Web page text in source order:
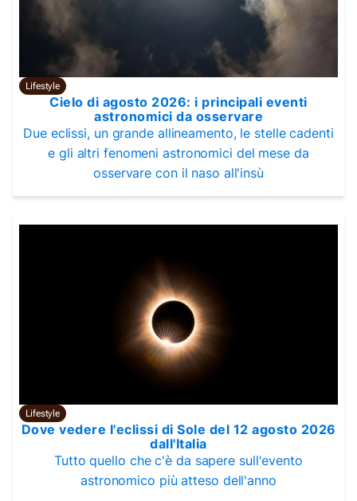
Lifestyle
Cielo di agosto 2026: i principali eventi
astronomici da osservare
Due eclissi, un grande allineamento, le stelle cadenti
e gli altri fenomeni astronomici del mese da
osservare con il naso all'insù
Lifestyle
Dove vedere l'eclissi di Sole del 12 agosto 2026
dall'Italia
Tutto quello che c'è da sapere sull'evento
astronomico più atteso dell'anno